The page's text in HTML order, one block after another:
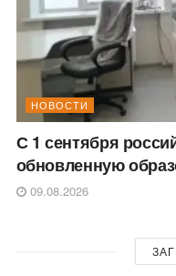
НОВОСТИ
С 1 сентября
обновленную
09.08.2026